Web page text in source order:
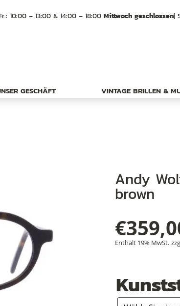
10:00 – 13:00 & 14:00 – 18:00 Mittwoch geschlossen|
GESCHÄFT VINTAGE BRILLEN &
Andy Wolf eyewear Frame 4610 Col. 03
brown
€
Enthält 19% MwSt.